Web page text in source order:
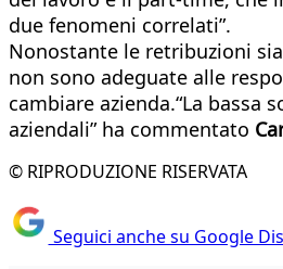
due fenomeni correlati”.
Nonostante le retribuzioni
non sono adeguate alle
cambiare azienda.“La
aziendali” ha commentato
© RIPRODUZIONE RISERVATA
Seguici anche su Google